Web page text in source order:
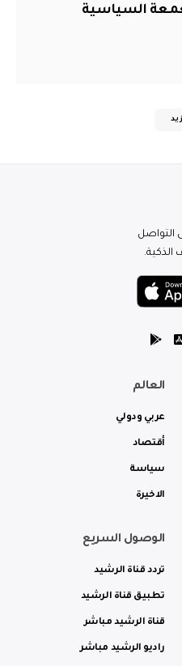
السياسية
التواصل
الذكية.
العالم
عربي ودولي
أقتصاد
سياسة
الاخيرة
الوصول السريع
تردد قناة الرشيد
تطبيق قناة الرشيد
قناة الرشيد مباشر
راديو الرشيد مباشر